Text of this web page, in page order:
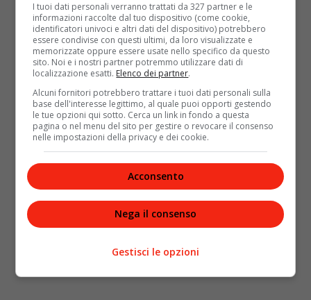
I tuoi dati personali verranno trattati da 327 partner e le
informazioni raccolte dal tuo dispositivo (come cookie,
identificatori univoci e altri dati del dispositivo) potrebbero
essere condivise con questi ultimi, da loro visualizzate e
memorizzate oppure essere usate nello specifico da questo
sito. Noi e i nostri partner potremmo utilizzare dati di
localizzazione esatti. Elenco dei partner.
Alcuni fornitori potrebbero trattare i tuoi dati personali sulla
base dell'interesse legittimo, al quale puoi opporti gestendo
le tue opzioni qui sotto. Cerca un link in fondo a questa
pagina o nel menu del sito per gestire o revocare il consenso
nelle impostazioni della privacy e dei cookie.
Acconsento
Nega il consenso
Gestisci le opzioni